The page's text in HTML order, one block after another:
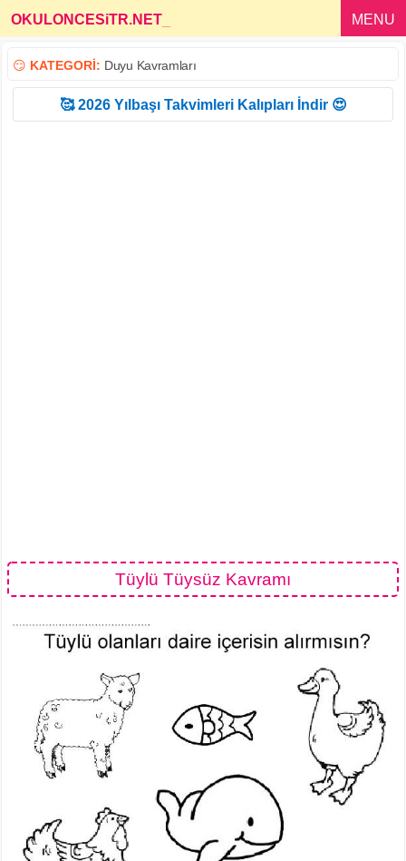
OKULONCESiTR.NET MENU
😏 KATEGORİ: Duyu Kavramları
🥰 2026 Yılbaşı Takvimleri Kalıpları İndir 😍
Tüylü Tüysüz Kavramı